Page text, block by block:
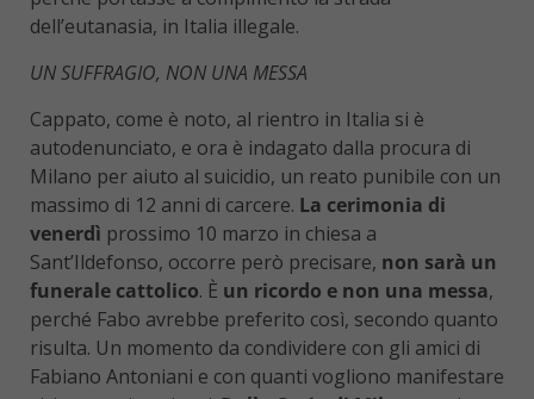
dell’eutanasia, in Italia illegale.
UN SUFFRAGIO, NON UNA MESSA
Cappato, come è noto, al rientro in Italia si è
autodenunciato, e ora è indagato dalla procura di
Milano per aiuto al suicidio, un reato punibile con un
massimo di 12 anni di carcere. La cerimonia di
venerdì prossimo 10 marzo in chiesa a
Sant’Ildefonso, occorre però precisare, non sarà un
funerale cattolico. È un ricordo e non una messa,
perché Fabo avrebbe preferito così, secondo quanto
risulta. Un momento da condividere con gli amici di
Fabiano Antoniani e con quanti vogliono manifestare